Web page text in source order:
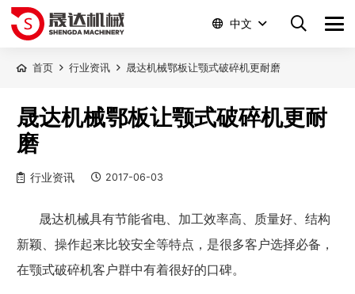
中文
首页 行业资讯 晟达机械鄂板让颚式破碎机更耐磨
晟达机械鄂板让颚式破碎机更耐
磨
行业资讯 2017-06-03
晟达机械具有节能省电、加工效率高、质量好、结构
新颖、操作起来比较安全等特点，是很多客户选择必备，
在颚式破碎机客户群中有着很好的口碑。